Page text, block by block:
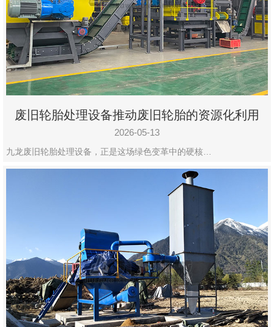
废旧轮胎处理设备推动废旧轮胎的资源化利用
2026-05-13
九龙废旧轮胎处理设备，正是这场绿色变革中的硬核…